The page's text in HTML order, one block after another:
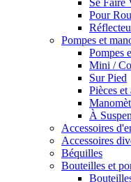
Se Faire
Pour
Pompes et
Pompes
Mini /
Sur Pied
Pièces et
À
Accessoires
Accessoires
Béquilles
Bouteilles et